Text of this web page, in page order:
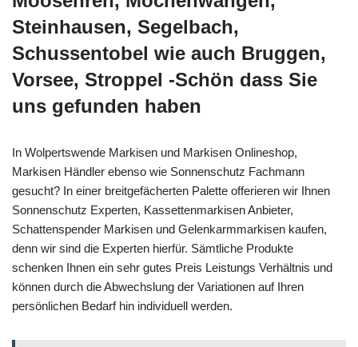
Steinhausen, Segelbach,
Schussentobel wie auch Bruggen,
Vorsee, Stroppel -Schön dass Sie
uns gefunden haben
In Wolpertswende Markisen und Markisen Onlineshop,
Markisen Händler ebenso wie Sonnenschutz Fachmann
gesucht? In einer breitgefächerten Palette offerieren wir Ihnen
Sonnenschutz Experten, Kassettenmarkisen Anbieter,
Schattenspender Markisen und Gelenkarmmarkisen kaufen,
denn wir sind die Experten hierfür. Sämtliche Produkte
schenken Ihnen ein sehr gutes Preis Leistungs Verhältnis und
können durch die Abwechslung der Variationen auf Ihren
persönlichen Bedarf hin individuell werden.